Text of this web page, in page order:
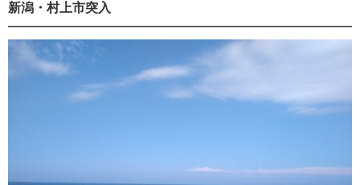
新潟・村上市突入